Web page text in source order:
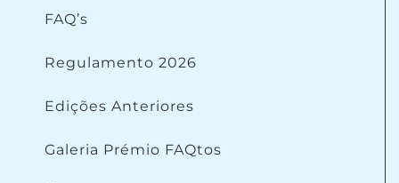
FAQ’s
Regulamento 2026
Edições Anteriores
Galeria Prémio FAQtos